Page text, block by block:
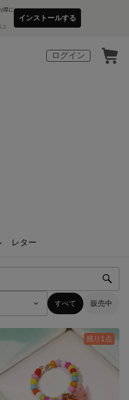
得に
上
インストールする
ログイン
レター
すべて 販売中
残り1点